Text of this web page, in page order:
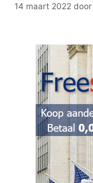
14 maart 2022 door